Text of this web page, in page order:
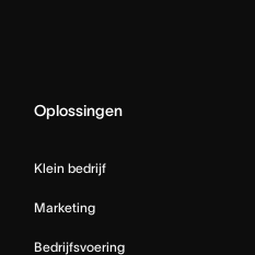
Oplossingen
Klein bedrijf
Marketing
Bedrijfsvoering